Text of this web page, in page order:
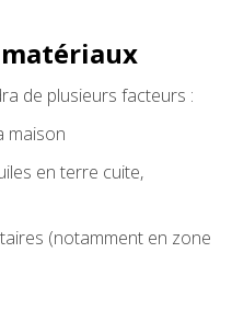
de plusieurs facteurs :
maison
en terre cuite,
(notamment en zone